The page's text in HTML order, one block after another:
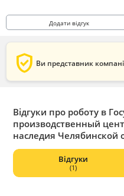
Додати відгук
verified_user Ви представник
Відгуки про роботу в
производственный
наследия Челябинской
Відгуки
(1)